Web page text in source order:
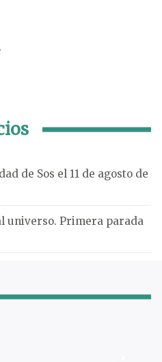
de Sos el 11 de agosto de
universo. Primera parada